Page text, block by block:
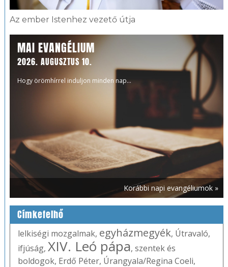
Az ember Istenhez vezető útja
MAI EVANGÉLIUM
2026. AUGUSZTUS 10.
Hogy örömhírrel induljon minden nap...
Korábbi napi evangéliumok »
Címkefelhő
lelkiségi mozgalmak, egyházmegyék, Útravaló,
ifjúság, XIV. Leó pápa, szentek és
boldogok, Erdő Péter, Úrangyala/Regina Coeli,